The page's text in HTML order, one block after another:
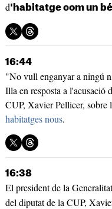
d'habitatge com un
16:44
"No vull enganyar a ningú
Illa en resposta a
CUP, Xavier Pellicer, sobre
habitatges nous.
16:38
El president de la
del diputat de la CUP,